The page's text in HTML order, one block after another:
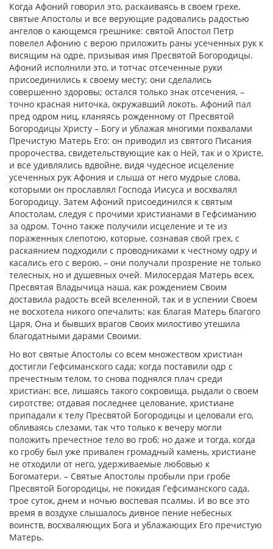
Когда Афоний говорил это, раскаиваясь в своем грехе,
святые Апостолы и все верующие радовались радостью
ангелов о кающемся грешнике: святой Апостол Петр
повелел Афонию с верою приложить раны усеченных рук к
висящим на одре, призывая имя Пресвятой Богородицы.
Афоний исполнили это, и тотчас отсеченные руки
присоединились к своему месту; они сделались
совершенно здоровы; остался только знак отсечения, –
точно красная ниточка, окружавший локоть. Афоний пал
пред одром ниц, кланяясь рожденному от Пресвятой
Богородицы Христу – Богу и ублажая многими похвалами
Пречистую Матерь Его: он приводил из святого Писания
пророчества, свидетельствующие как о Ней, так и о Христе,
и все удивлялись вдвойне, видя чудесное исцеление
усеченных рук Афония и слыша от него мудрые слова,
которыми он прославлял Господа Иисуса и восхвалял
Богородицу. Затем Афоний присоединился к святым
Апостолам, следуя с прочими христианами в Гефсиманию
за одром. Точно также получили исцеление и те из
пораженных слепотою, которые, сознавая свой грех, с
раскаянием подходили с проводниками к честному одру и
касались его с верою, – они получали прозрение не только
телесных, но и душевных очей. Милосердая Матерь всех,
Пресвятая Владычица наша, как рождением Своим
доставила радость всей вселенной, так и в успении Своем
не восхотела никого опечалить: как благая Матерь благого
Царя, Она и бывших врагов Своих милостиво утешила
благодатными дарами Своими.
Но вот святые Апостолы со всем множеством христиан
достигли Гефсиманского сада; когда поставили одр с
пречестным телом, то снова поднялся плач среди
христиан: все, лишаясь такого сокровища, рыдали о своем
сиротстве; отдавая последнее целование, христиане
припадали к телу Пресвятой Богородицы и целовали его,
обливаясь слезами, так что только к вечеру могли
положить пречестное тело во гроб; но даже и тогда, когда
ко гробу был уже привален громадный камень, христиане
не отходили от него, удерживаемые любовью к
Богоматери. – Святые Апостолы пробыли при гробе
Пресвятой Богородицы, не покидая Гефсиманского сада,
трое суток, днем и ночью воспевая псалмы. И во все это
время в воздухе слышалось дивное пение небесных
воинств, восхваляющих Бога и ублажающих Его пречистую
Матерь.